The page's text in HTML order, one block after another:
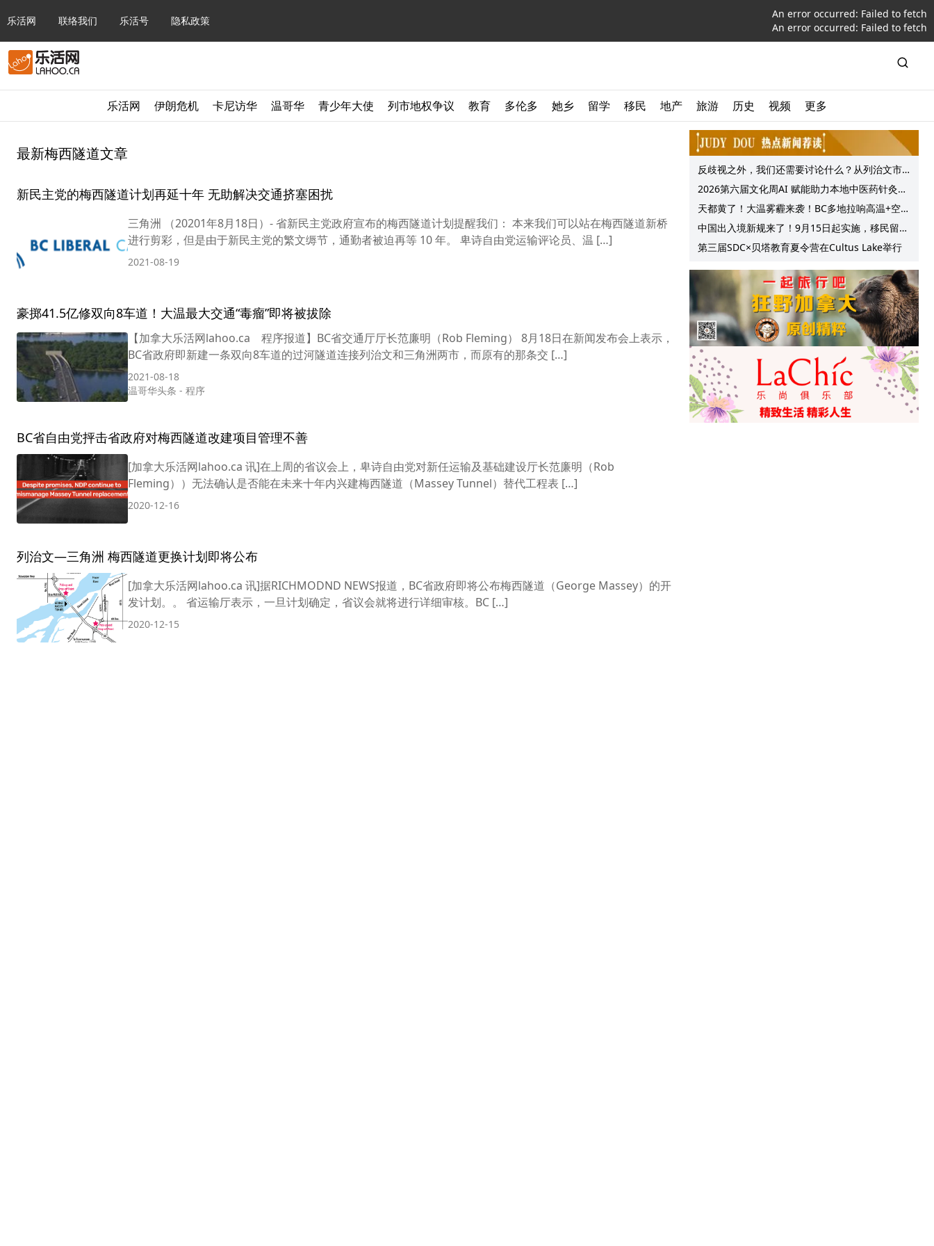
乐活网 联络我们 乐活号 隐私政策
An error occurred: Failed to fetch
An error occurred: Failed to fetch
乐活网 伊朗危机 卡尼访华 温哥华 青少年大使 列市地权争议 教育 多伦多 她乡 留学 移民 地产 旅游 历史 视频 更多
最新梅西隧道文章
新民主党的梅西隧道计划再延十年 无助解决交通挤塞困扰
三角洲 （20201年8月18日）- 省新民主党政府宣布的梅西隧道计划提醒我们： 本来我们可以站在梅西隧道新桥
进行剪彩，但是由于新民主党的繁文缛节，通勤者被迫再等 10 年。 卑诗自由党运输评论员、温 […]
2021-08-19
豪掷41.5亿修双向8车道！大温最大交通“毒瘤”即将被拔除
【加拿大乐活网lahoo.ca 程序报道】BC省交通厅厅长范廉明（Rob Fleming） 8月18日在新闻发布会上表示，
BC省政府即新建一条双向8车道的过河隧道连接列治文和三角洲两市，而原有的那条交 […]
2021-08-18
温哥华头条 - 程序
BC省自由党抨击省政府对梅西隧道改建项目管理不善
[加拿大乐活网lahoo.ca 讯]在上周的省议会上，卑诗自由党对新任运输及基础建设厅长范廉明（Rob
Fleming））无法确认是否能在未来十年内兴建梅西隧道（Massey Tunnel）替代工程表 […]
2020-12-16
列治文—三角洲 梅西隧道更换计划即将公布
[加拿大乐活网lahoo.ca 讯]据RICHMODND NEWS报道，BC省政府即将公布梅西隧道（George Massey）的开
发计划。。 省运输厅表示，一旦计划确定，省议会就将进行详细审核。BC […]
2020-12-15
反歧视之外，我们还需要讨论什么？从列治文市
议会一项动议谈起
2026第六届文化周AI 赋能助力本地中医药针灸服
务提质升级
天都黄了！大温雾霾来袭！BC多地拉响高温+空气
质量预警 最高可达35°C！
中国出入境新规来了！9月15日起实施，移民留学
中介迎来最强监管！
第三届SDC×贝塔教育夏令营在Cultus Lake举行